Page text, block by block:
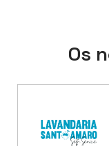
Os